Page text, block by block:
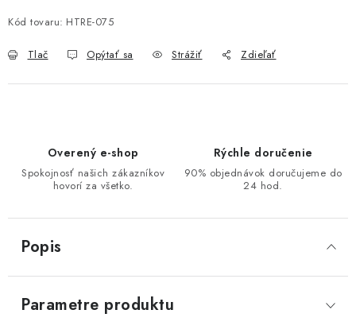
Kód tovaru: HTRE-075
Tlač Opýtať sa Strážiť Zdieľať
Overený e-shop
Spokojnosť našich zákazníkov
hovorí za všetko.
Rýchle doručenie
90% objednávok doručujeme do
24 hod.
Popis
Parametre produktu